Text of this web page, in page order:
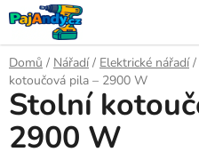
Přejít
na
obsah
Domů / Nářadí / Elektrické nářadí /
kotoučová pila – 2900 W
Stolní
2900 W